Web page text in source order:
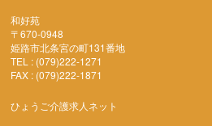
和好苑
〒670-0948
姫路市北条宮の町131番地
TEL : (079)222-1271
FAX : (079)222-1871
ひょうご介護求人ネット